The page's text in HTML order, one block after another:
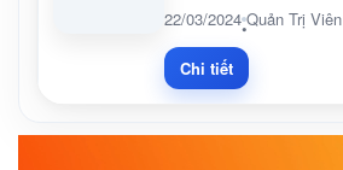
22/03/2024•Quản Trị Viên
Chi tiết